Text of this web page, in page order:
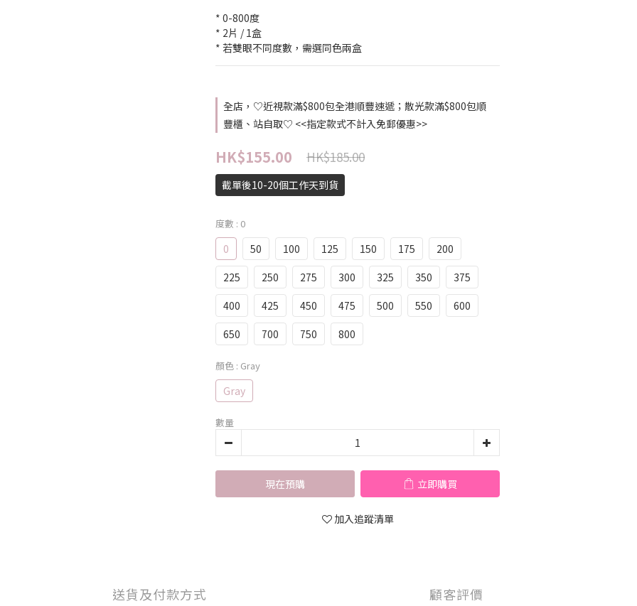
* 0-800度
* 2片 / 1盒
* 若雙眼不同度數，需選同色兩盒
全店，♡近視款滿$800包全港順豐速遞；散光款滿$800包順
豐櫃、站自取♡ <<指定款式不計入免郵優惠>>
HK$155.00 HK$185.00
截單後10-20個工作天到貨
度數 : 0
0 50 100 125 150 175
200
225
250 275 300 325 350
375
400
425 450 475 500 550
600
650
700 750 800
顏色 : Gray
Gray
數量
現在預購 立即購買
加入追蹤清單
送貨及付款方式 顧客評價